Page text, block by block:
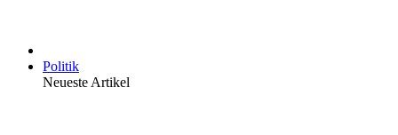
Politik
Neueste Artikel